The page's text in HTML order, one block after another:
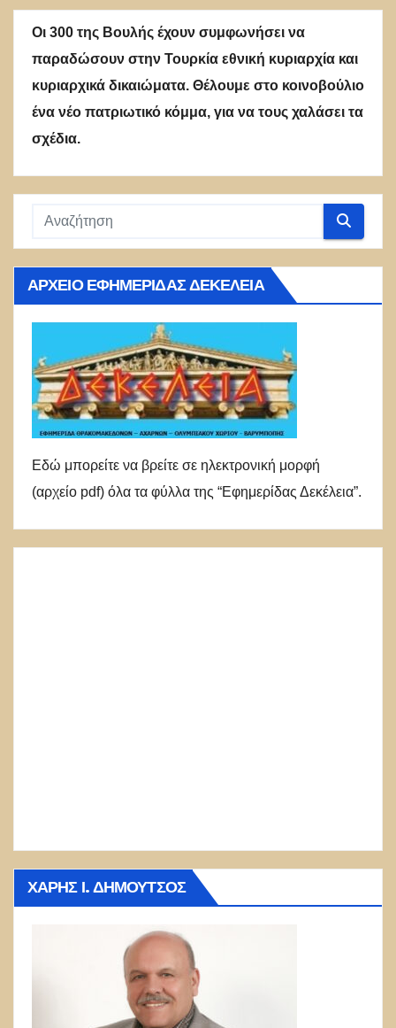
Οι 300 της Βουλής έχουν συμφωνήσει να
παραδώσουν στην Τουρκία εθνική κυριαρχία και
κυριαρχικά δικαιώματα. Θέλουμε στο κοινοβούλιο
ένα νέο πατριωτικό κόμμα, για να τους χαλάσει τα
σχέδια.
ΑΡΧΕΊΟ ΕΦΗΜΕΡΊΔΑΣ ΔΕΚΈΛΕΙΑ
Εδώ μπορείτε να βρείτε σε ηλεκτρονική μορφή
(αρχείο pdf) όλα τα φύλλα της “Εφημερίδας Δεκέλεια”.
ΧΆΡΗΣ Ι. ΔΗΜΟΎΤΣΟΣ